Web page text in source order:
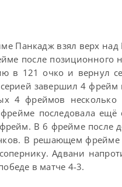
Панкадж взял верх
после позиционного
в 121 очко и вернул
завершил 4
4 фреймов несколько
последовала
В 6 фрейме после
В решающем
Адвани
в матче 4-3.